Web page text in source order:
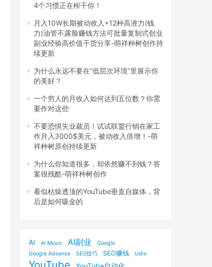
4个习惯正在榨干你！
月入10W长期被动收入+12种高潜力(钱
力)油管不露脸赚钱方法可批量复制式创业
副业经验高价值干货分享-萌祥种树创作持
续更新
为什么永远不要在”低层次环境”里展示你
的美好？
一个穷人的月收入如何达到五位数？你需
要作对这些
不要恐惧失业裁员！试试联盟行销在家工
作月入3000$美元，被动收入倍增！-萌
祥种树原创持续更新
为什么你知道很多，却依然赚不到钱？答
案很残酷-萌祥种树创作
看似枯燥透顶的YouTube垂直自媒体，背
后是如何吸金的
AI AI Music AI副业
Google
Google Adsense
SEO技巧 SEO赚钱 Udio